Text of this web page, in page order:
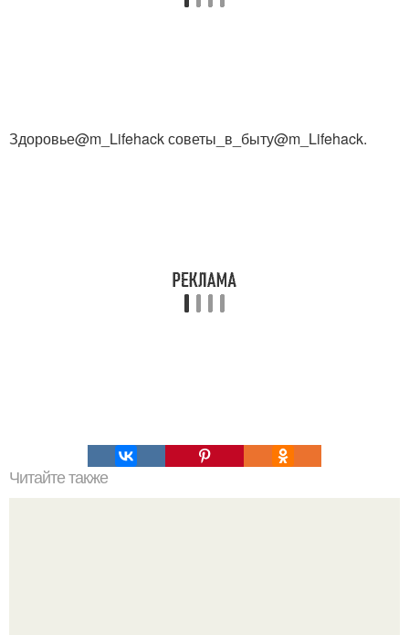
Здоровье@m_Lifehack советы_в_быту@m_Lifehack.
Читайте также